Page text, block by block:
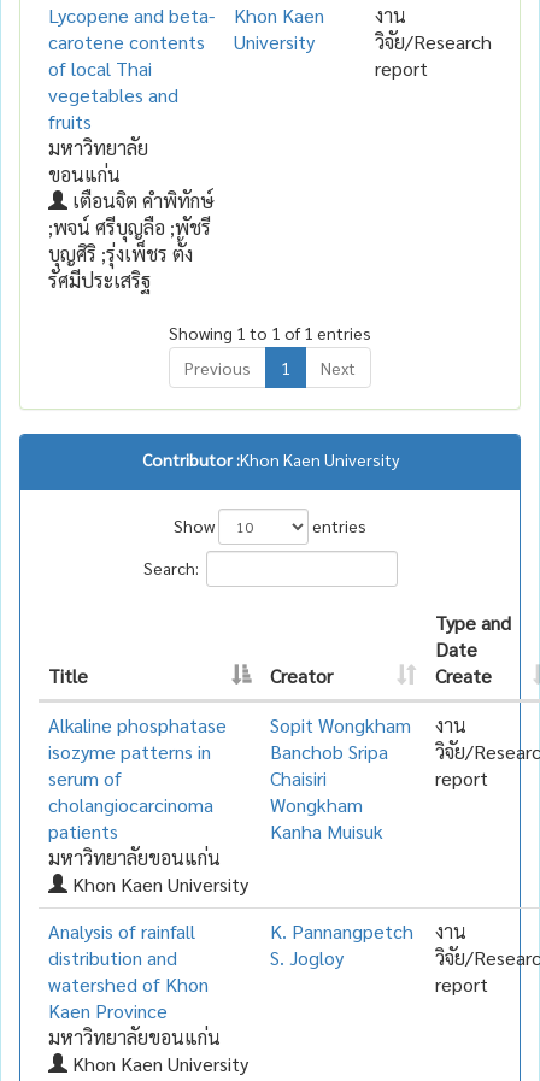
Lycopene and beta-
carotene contents
of local Thai
vegetables and
fruits
มหาวิทยาลัย
ขอนแก่น
เตือนจิต คำพิทักษ์
;พจน์ ศรีบุญลือ ;พัชรี
บุญศิริ ;รุ่งเพ็ชร ตั้ง
รัศมีประเสริฐ
Khon Kaen
University
งาน
วิจัย/Research
report
Showing 1 to 1 of 1 entries
Previous
1 Next
Contributor :Khon Kaen University
Show
entries
Search:
Title Creator
Type and
Date
Create
Alkaline phosphatase
isozyme patterns in
serum of
cholangiocarcinoma
patients
มหาวิทยาลัยขอนแก่น
Khon Kaen University
Sopit Wongkham
Banchob Sripa
Chaisiri
Wongkham
Kanha Muisuk
งาน
วิจัย/
report
Analysis of rainfall
distribution and
watershed of Khon
Kaen Province
มหาวิทยาลัยขอนแก่น
Khon Kaen University
K. Pannangpetch
S. Jogloy
งาน
วิจัย/
report